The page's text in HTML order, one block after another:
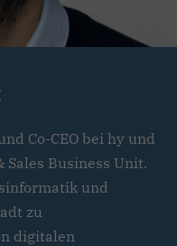
Co-CEO bei hy und
Business Unit.
und
zu
digitalen